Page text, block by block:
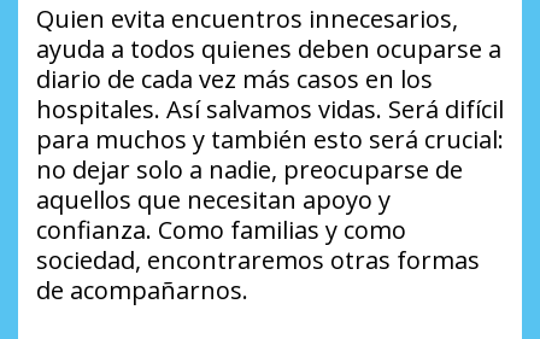
Quien evita encuentros innecesarios,
ayuda a todos quienes deben ocuparse a
diario de cada vez más casos en los
hospitales. Así salvamos vidas. Será difícil
para muchos y también esto será crucial:
no dejar solo a nadie, preocuparse de
aquellos que necesitan apoyo y
confianza. Como familias y como
sociedad, encontraremos otras formas
de acompañarnos.